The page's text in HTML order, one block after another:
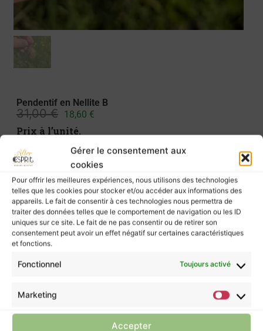
Gérer le consentement aux
cookies
Pour offrir les meilleures expériences, nous utilisons des technologies
telles que les cookies pour stocker et/ou accéder aux informations des
appareils. Le fait de consentir à ces technologies nous permettra de
traiter des données telles que le comportement de navigation ou les ID
uniques sur ce site. Le fait de ne pas consentir ou de retirer son
consentement peut avoir un effet négatif sur certaines caractéristiques
et fonctions.
Fonctionnel Toujours activé
Marketing
Accepter
Pendentif en Nellite B
31,00€ 18,60 €
Prix à l’unité.
AJOUTER AU PANIER
Dimensions ≈
Pendentif en Nellite.
Chakra : Plexus solaire •
Purification :fumigation (encens naturel, palo
santo, …)
Rechargement :
Les pierres murmurent leurs énergies à ceux
qui les écoutent, mais elles ne possèdent pas
le pouvoir de guérir.